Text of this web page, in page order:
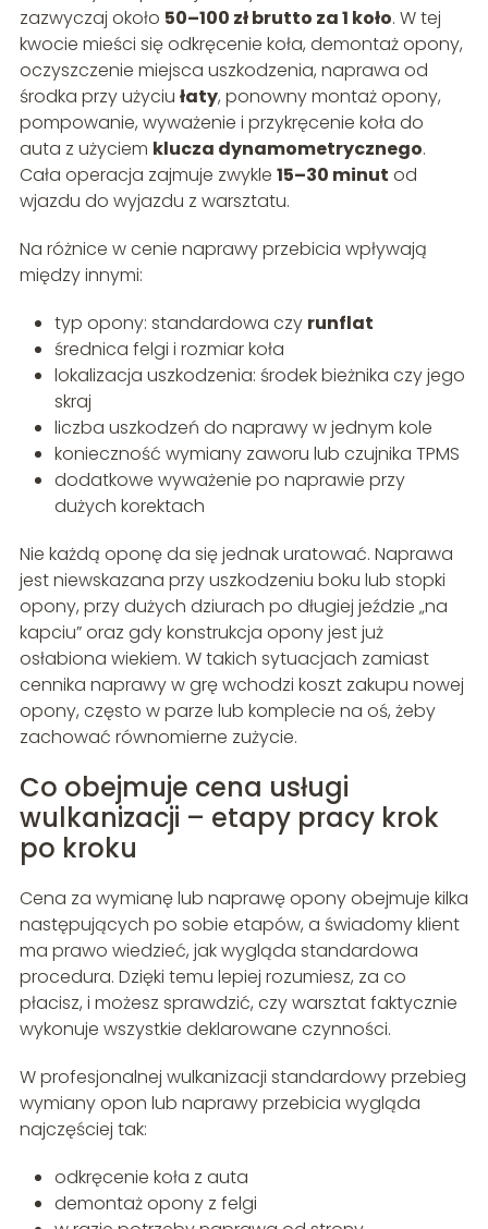
zazwyczaj około 50–100 zł brutto za 1 koło. W tej
kwocie mieści się odkręcenie koła, demontaż opony,
oczyszczenie miejsca uszkodzenia, naprawa od
środka przy użyciu łaty, ponowny montaż opony,
pompowanie, wyważenie i przykręcenie koła do
auta z użyciem klucza dynamometrycznego.
Cała operacja zajmuje zwykle 15–30 minut od
wjazdu do wyjazdu z warsztatu.
Na różnice w cenie naprawy przebicia wpływają
między innymi:
typ opony: standardowa czy runflat
średnica felgi i rozmiar koła
lokalizacja uszkodzenia: środek bieżnika czy jego
skraj
liczba uszkodzeń do naprawy w jednym kole
konieczność wymiany zaworu lub czujnika TPMS
dodatkowe wyważenie po naprawie przy
dużych korektach
Nie każdą oponę da się jednak uratować. Naprawa
jest niewskazana przy uszkodzeniu boku lub stopki
opony, przy dużych dziurach po długiej jeździe „na
kapciu” oraz gdy konstrukcja opony jest już
osłabiona wiekiem. W takich sytuacjach zamiast
cennika naprawy w grę wchodzi koszt zakupu nowej
opony, często w parze lub komplecie na oś, żeby
zachować równomierne zużycie.
Co obejmuje cena usługi
wulkanizacji – etapy pracy krok
po kroku
Cena za wymianę lub naprawę opony obejmuje kilka
następujących po sobie etapów, a świadomy klient
ma prawo wiedzieć, jak wygląda standardowa
procedura. Dzięki temu lepiej rozumiesz, za co
płacisz, i możesz sprawdzić, czy warsztat faktycznie
wykonuje wszystkie deklarowane czynności.
W profesjonalnej wulkanizacji standardowy przebieg
wymiany opon lub naprawy przebicia wygląda
najczęściej tak:
odkręcenie koła z auta
demontaż opony z felgi